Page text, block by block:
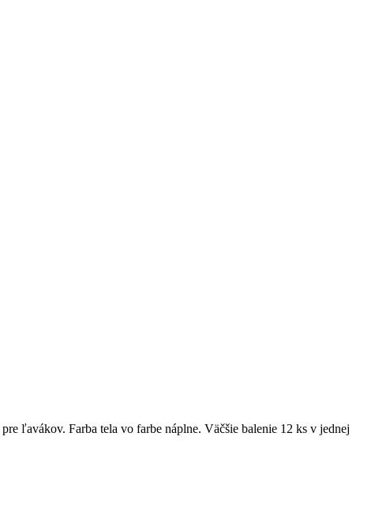
ľavákov. Farba tela vo farbe náplne. Väčšie balenie 12 ks v jednej